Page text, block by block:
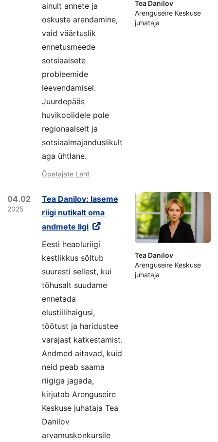
ainult annete ja
oskuste arendamine,
vaid väärtuslik
ennetusmeede
sotsiaalsete
probleemide
leevendamisel.
Juurdepääs
huvikoolidele pole
regionaalselt ja
sotsiaalmajanduslikult
aga ühtlane.
Õpetajate Leht
Tea Danilov
Arenguseire Keskuse
juhataja
04.02
2025
Tea Danilov: laseme
riigi nutikalt oma
andmete ligi
Eesti heaoluriigi
kestlikkus sõltub
suuresti sellest, kui
tõhusalt suudame
ennetada
elustiilihaigusi,
töötust ja haridustee
varajast katkestamist.
Andmed aitavad, kuid
neid peab saama
riigiga jagada,
kirjutab Arenguseire
Keskuse juhataja Tea
Danilov
arvamuskonkursile
Tea Danilov
Arenguseire Keskuse
juhataja